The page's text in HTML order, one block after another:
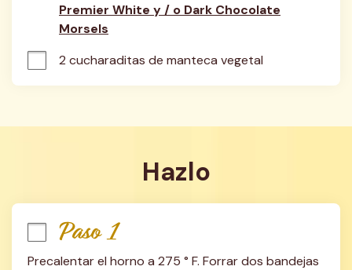
Premier White y / o Dark Chocolate
Morsels
2 cucharaditas de manteca vegetal
Hazlo
Paso 1
Precalentar el horno a 275 ° F. Forrar dos bandejas